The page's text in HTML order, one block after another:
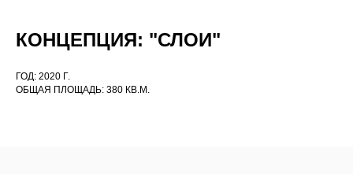
КОНЦЕПЦИЯ: "СЛОИ"
ГОД: 2020 Г.
ОБЩАЯ ПЛОЩАДЬ: 380 КВ.М.